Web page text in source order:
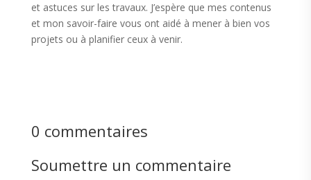
et astuces sur les travaux. J’espère que mes contenus
et mon savoir-faire vous ont aidé à mener à bien vos
projets ou à planifier ceux à venir.
0 commentaires
Soumettre un commentaire